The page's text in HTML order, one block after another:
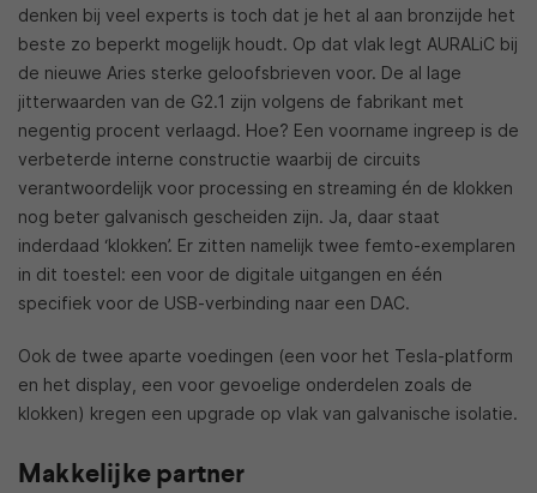
denken bij veel experts is toch dat je het al aan bronzijde het
beste zo beperkt mogelijk houdt. Op dat vlak legt AURALiC bij
de nieuwe Aries sterke geloofsbrieven voor. De al lage
jitterwaarden van de G2.1 zijn volgens de fabrikant met
negentig procent verlaagd. Hoe? Een voorname ingreep is de
verbeterde interne constructie waarbij de circuits
verantwoordelijk voor processing en streaming én de klokken
nog beter galvanisch gescheiden zijn. Ja, daar staat
inderdaad ‘klokken’. Er zitten namelijk twee femto-exemplaren
in dit toestel: een voor de digitale uitgangen en één
specifiek voor de USB-verbinding naar een DAC.
Ook de twee aparte voedingen (een voor het Tesla-platform
en het display, een voor gevoelige onderdelen zoals de
klokken) kregen een upgrade op vlak van galvanische isolatie.
Makkelijke partner